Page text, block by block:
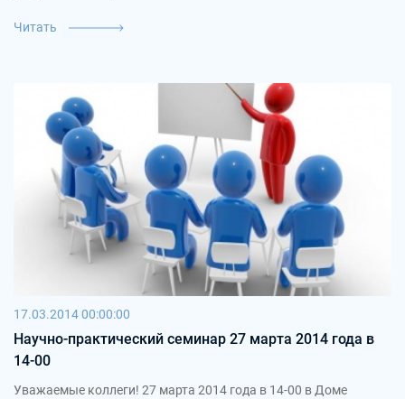
Читать
17.03.2014 00:00:00
Научно-практический семинар 27 марта 2014 года в
14-00
Уважаемые коллеги! 27 марта 2014 года в 14-00 в Доме